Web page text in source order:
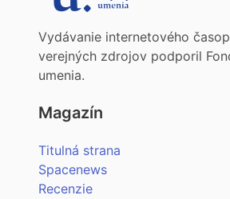
Vydávanie internetového
verejných zdrojov podporil
umenia.
Magazín
Titulná strana
Spacenews
Recenzie